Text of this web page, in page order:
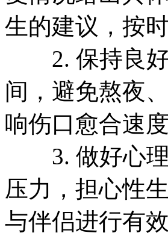
生的建议，按
2. 保持良好
间，避免熬夜
响伤口愈合速
3. 做好心理
压力，担心性
与伴侣进行有